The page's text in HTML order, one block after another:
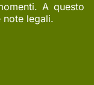
A questo
legali.